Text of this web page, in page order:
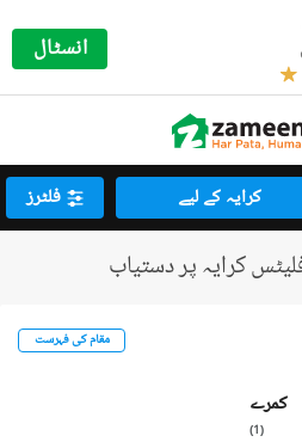
انسٹال
کرایہ کے لیے فلٹرز
کمرے
(
1
)
مقام کی فہرست